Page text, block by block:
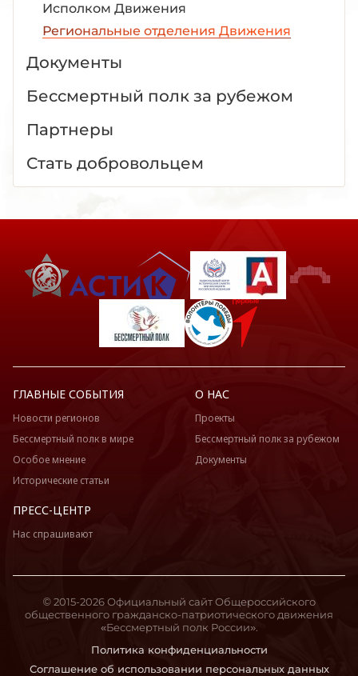
Исполком Движения
Региональные отделения Движения
Документы
Бессмертный полк за рубежом
Партнеры
Стать добровольцем
ГЛАВНЫЕ СОБЫТИЯ
Новости регионов
Бессмертный полк в мире
Особое мнение
Исторические статьи
О НАС
Проекты
Бессмертный полк за рубежом
Документы
ПРЕСС-ЦЕНТР
Нас спрашивают
Политика конфиденциальности
Соглашение об использовании персональных данных
© 2015-2026 Официальный сайт Общероссийского
общественного гражданско-патриотического движения
«Бессмертный полк России».